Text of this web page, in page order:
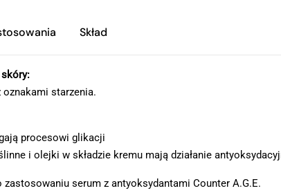
Skład
skóry:
starzenia.
procesowi glikacji
i olejki w składzie kremu mają działanie
serum z antyoksydantami Counter A.G.E.